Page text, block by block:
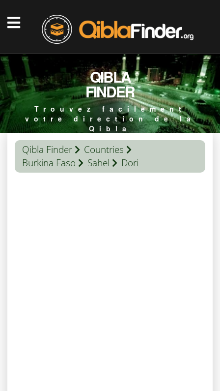
QIBLA
FINDER
Trouvez facilement
votre direction de la
Qibla
Qibla Finder
Countries
Burkina Faso
Sahel Dori